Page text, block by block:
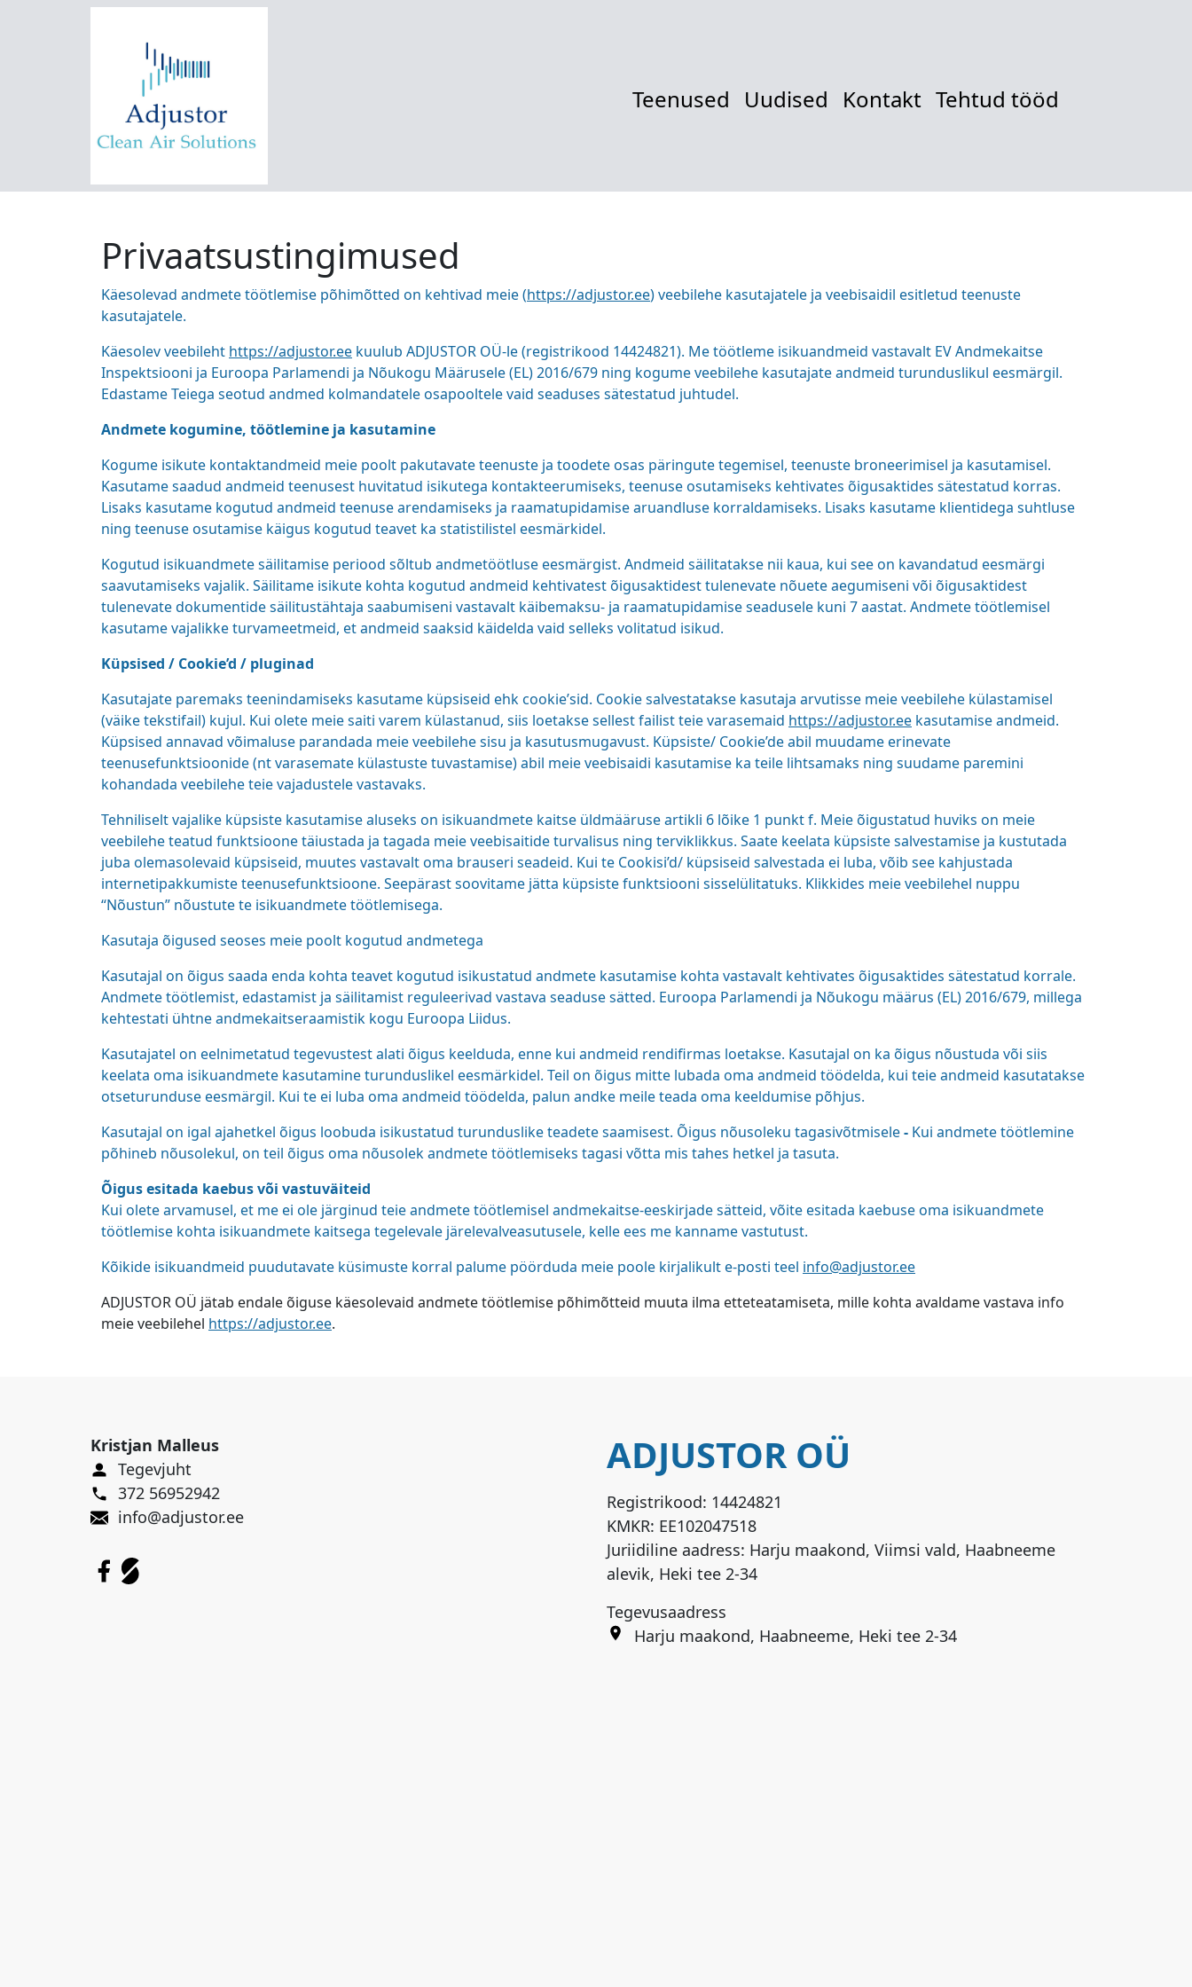
Teenused Uudised Kontakt Tehtud tööd
Privaatsustingimused
Käesolevad andmete töötlemise põhimõtted on kehtivad meie (https://adjustor.ee) veebilehe kasutajatele ja veebisaidil esitletud teenuste
kasutajatele.
Käesolev veebileht https://adjustor.ee kuulub ADJUSTOR OÜ-le (registrikood 14424821). Me töötleme isikuandmeid vastavalt EV Andmekaitse
Inspektsiooni ja Euroopa Parlamendi ja Nõukogu Määrusele (EL) 2016/679 ning kogume veebilehe kasutajate andmeid turunduslikul eesmärgil.
Edastame Teiega seotud andmed kolmandatele osapooltele vaid seaduses sätestatud juhtudel.
Andmete kogumine, töötlemine ja kasutamine
Kogume isikute kontaktandmeid meie poolt pakutavate teenuste ja toodete osas päringute tegemisel, teenuste broneerimisel ja kasutamisel.
Kasutame saadud andmeid teenusest huvitatud isikutega kontakteerumiseks, teenuse osutamiseks kehtivates õigusaktides sätestatud korras.
Lisaks kasutame kogutud andmeid teenuse arendamiseks ja raamatupidamise aruandluse korraldamiseks. Lisaks kasutame klientidega suhtluse
ning teenuse osutamise käigus kogutud teavet ka statistilistel eesmärkidel.
Kogutud isikuandmete säilitamise periood sõltub andmetöötluse eesmärgist. Andmeid säilitatakse nii kaua, kui see on kavandatud eesmärgi
saavutamiseks vajalik. Säilitame isikute kohta kogutud andmeid kehtivatest õigusaktidest tulenevate nõuete aegumiseni või õigusaktidest
tulenevate dokumentide säilitustähtaja saabumiseni vastavalt käibemaksu- ja raamatupidamise seadusele kuni 7 aastat. Andmete töötlemisel
kasutame vajalikke turvameetmeid, et andmeid saaksid käidelda vaid selleks volitatud isikud.
Küpsised / Cookie’d / pluginad
Kasutajate paremaks teenindamiseks kasutame küpsiseid ehk cookie’sid. Cookie salvestatakse kasutaja arvutisse meie veebilehe külastamisel
(väike tekstifail) kujul. Kui olete meie saiti varem külastanud, siis loetakse sellest failist teie varasemaid https://adjustor.ee kasutamise andmeid.
Küpsised annavad võimaluse parandada meie veebilehe sisu ja kasutusmugavust. Küpsiste/ Cookie’de abil muudame erinevate
teenusefunktsioonide (nt varasemate külastuste tuvastamise) abil meie veebisaidi kasutamise ka teile lihtsamaks ning suudame paremini
kohandada veebilehe teie vajadustele vastavaks.
Tehniliselt vajalike küpsiste kasutamise aluseks on isikuandmete kaitse üldmääruse artikli 6 lõike 1 punkt f. Meie õigustatud huviks on meie
veebilehe teatud funktsioone täiustada ja tagada meie veebisaitide turvalisus ning terviklikkus. Saate keelata küpsiste salvestamise ja kustutada
juba olemasolevaid küpsiseid, muutes vastavalt oma brauseri seadeid. Kui te Cookisi’d/ küpsiseid salvestada ei luba, võib see kahjustada
internetipakkumiste teenusefunktsioone. Seepärast soovitame jätta küpsiste funktsiooni sisselülitatuks. Klikkides meie veebilehel nuppu
“Nõustun” nõustute te isikuandmete töötlemisega.
Kasutaja õigused seoses meie poolt kogutud andmetega
Kasutajal on õigus saada enda kohta teavet kogutud isikustatud andmete kasutamise kohta vastavalt kehtivates õigusaktides sätestatud korrale.
Andmete töötlemist, edastamist ja säilitamist reguleerivad vastava seaduse sätted. Euroopa Parlamendi ja Nõukogu määrus (EL) 2016/679, millega
kehtestati ühtne andmekaitseraamistik kogu Euroopa Liidus.
Kasutajatel on eelnimetatud tegevustest alati õigus keelduda, enne kui andmeid rendifirmas loetakse. Kasutajal on ka õigus nõustuda või siis
keelata oma isikuandmete kasutamine turunduslikel eesmärkidel. Teil on õigus mitte lubada oma andmeid töödelda, kui teie andmeid kasutatakse
otseturunduse eesmärgil. Kui te ei luba oma andmeid töödelda, palun andke meile teada oma keeldumise põhjus.
Kasutajal on igal ajahetkel õigus loobuda isikustatud turunduslike teadete saamisest. Õigus nõusoleku tagasivõtmisele- Kui andmete töötlemine
põhineb nõusolekul, on teil õigus oma nõusolek andmete töötlemiseks tagasi võtta mis tahes hetkel ja tasuta.
Õigus esitada kaebusvõi vastuväiteid
Kui olete arvamusel, et me ei ole järginud teie andmete töötlemisel andmekaitse-eeskirjade sätteid, võite esitada kaebuse oma isikuandmete
töötlemise kohta isikuandmete kaitsega tegelevale järelevalveasutusele, kelle ees me kanname vastutust.
Kõikide isikuandmeid puudutavate küsimuste korral palume pöörduda meie poole kirjalikult e-posti teel info@adjustor.ee
ADJUSTOR OÜ jätab endale õiguse käesolevaid andmete töötlemise põhimõtteid muuta ilma etteteatamiseta, mille kohta avaldame vastava info
meie veebilehel https://adjustor.ee.
Kristjan Malleus
Tegevjuht
372 56952942
info@adjustor.ee
ADJUSTOR OÜ
Registrikood: 14424821
KMKR: EE102047518
Juriidiline aadress: Harju maakond, Viimsi vald, Haabneeme
alevik, Heki tee 2-34
Tegevusaadress
Harju maakond, Haabneeme, Heki tee 2-34